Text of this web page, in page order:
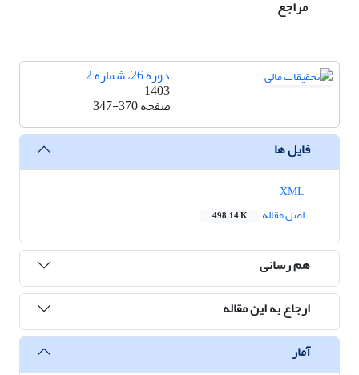
مراجع
دوره 26، شماره 2
1403
صفحه347-370
فایل ها
اصل مقاله
498.14 K
هم رسانی
ارجاع به این مقاله
آمار